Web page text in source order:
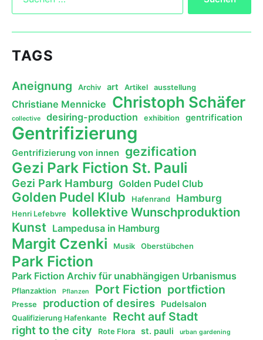
TAGS
Aneignung Archiv art Artikel ausstellung
Christiane Mennicke Christoph Schäfer
collective desiring-production exhibition gentrification
Gentrifizierung
Gentrifizierung von innen gezification
Gezi Park Fiction St. Pauli
Gezi Park Hamburg Golden Pudel Club
Golden Pudel Klub Hafenrand Hamburg
Henri Lefebvre kollektive Wunschproduktion
Kunst Lampedusa in Hamburg
Margit Czenki Musik Oberstübchen
Park Fiction
Park Fiction Archiv für unabhängigen Urbanismus
Pflanzaktion Pflanzen Port Fiction portfiction
Presse production of desires Pudelsalon
Qualifizierung Hafenkante Recht auf Stadt
right to the city Rote Flora st. pauli urban gardening